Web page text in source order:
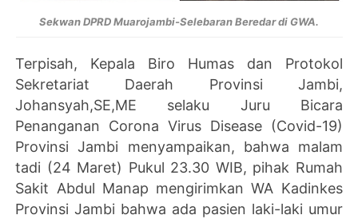
Sekwan DPRD Muarojambi-Selebaran Beredar di GWA.
Terpisah, Kepala Biro Humas dan Protokol
Sekretariat Daerah Provinsi Jambi,
Johansyah,SE,ME selaku Juru Bicara
Penanganan Corona Virus Disease (Covid-19)
Provinsi Jambi menyampaikan, bahwa malam
tadi (24 Maret) Pukul 23.30 WIB, pihak Rumah
Sakit Abdul Manap mengirimkan WA Kadinkes
Provinsi Jambi bahwa ada pasien laki-laki umur